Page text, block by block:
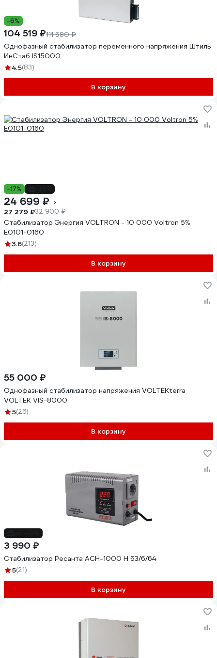
-6%
104 519 ₽111 680 ₽
Однофазный стабилизатор переменного напряжения Штиль
ИнСтаб IS15000
4.5(83)
В корзину
-17%
24 699 ₽
27 279 ₽32 900 ₽
Стабилизатор Энергия VOLTRON - 10 000 Voltron 5%
Е0101-0160
3.6(213)
В корзину
55 000 ₽
Однофазный стабилизатор напряжения VOLTEKterra
VOLTEK VIS-8000
5(26)
В корзину
3 990 ₽
Стабилизатор Ресанта АСН-1000 Н 63/6/64
5(21)
В корзину